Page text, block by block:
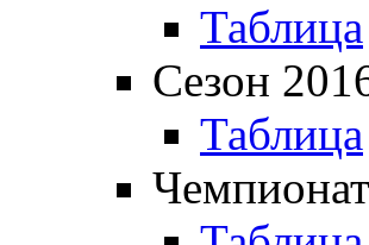
Таблица
Сезон
Таблица